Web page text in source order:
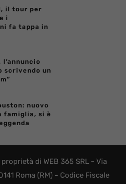
il tour per
i
fa tappa in
l’annuncio
scrivendo un
nuovo
famiglia, si è
di WEB 365 SRL - Via
Roma (RM) - Codice Fiscale